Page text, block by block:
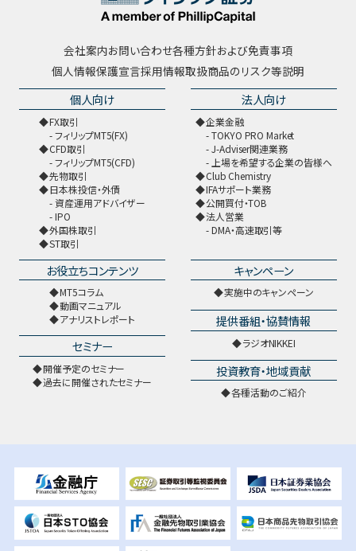
会社案内お問い合わせ各種方針および免責事項
個人情報保護宣言採用情報取扱商品のリスク等説明
個人向け
FX取引
フィリップMT5(FX)
CFD取引
フィリップMT5(CFD)
先物取引
日本株投信・外債
資産運用アドバイザー
IPO
外国株取引
ST取引
法人向け
企業金融
TOKYO PRO Market
J-Adviser関連業務
上場を希望する企業の皆様へ
Club Chemistry
IFAサポート業務
公開買付・TOB
法人営業
DMA・高速取引等
お役立ちコンテンツ
MT5コラム
動画マニュアル
アナリストレポート
セミナー
開催予定のセミナー
過去に開催されたセミナー
キャンペーン
実施中のキャンペーン
提供番組・協賛情報
ラジオNIKKEI
投資教育・地域貢献
各種活動のご紹介